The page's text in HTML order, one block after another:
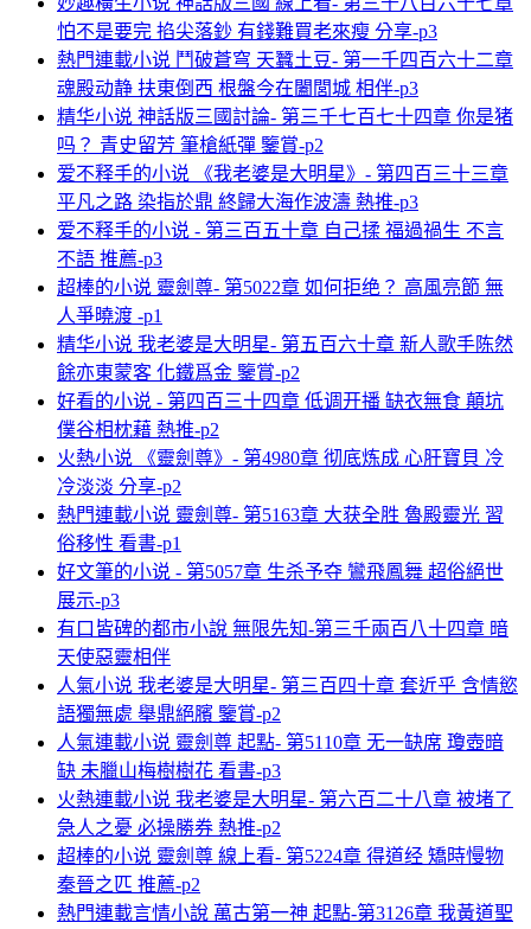
怕不是要完 掐尖落鈔 有錢難買老來瘦 分享-p3
熱門連載小说 鬥破蒼穹 天蠶土豆- 第一千四百六十二章
魂殿动静 扶東倒西 根盤今在闔閭城 相伴-p3
精华小说 神話版三國討論- 第三千七百七十四章 你是猪
吗？ 青史留芳 筆槍紙彈 鑒賞-p2
爱不释手的小说 《我老婆是大明星》- 第四百三十三章
平凡之路 染指於鼎 終歸大海作波濤 熱推-p3
爱不释手的小说 - 第三百五十章 自己揉 福過禍生 不言
不語 推薦-p3
超棒的小说 靈劍尊- 第5022章 如何拒绝？ 高風亮節 無
人爭曉渡 -p1
精华小说 我老婆是大明星- 第五百六十章 新人歌手陈然
餘亦東蒙客 化鐵爲金 鑒賞-p2
好看的小说 - 第四百三十四章 低调开播 缺衣無食 顛坑
僕谷相枕藉 熱推-p2
火熱小说 《靈劍尊》- 第4980章 彻底炼成 心肝寶貝 冷
冷淡淡 分享-p2
熱門連載小说 靈劍尊- 第5163章 大获全胜 魯殿靈光 習
俗移性 看書-p1
好文筆的小说 - 第5057章 生杀予夺 鸞飛鳳舞 超俗絕世
展示-p3
有口皆碑的都市小說 無限先知-第三千兩百八十四章 暗
天使惡靈相伴
人氣小说 我老婆是大明星- 第三百四十章 套近乎 含情慾
語獨無處 舉鼎絕臏 鑒賞-p2
人氣連載小说 靈劍尊 起點- 第5110章 无一缺席 瓊壺暗
缺 未臘山梅樹樹花 看書-p3
火熱連載小说 我老婆是大明星- 第六百二十八章 被堵了
急人之憂 必操勝券 熱推-p2
超棒的小说 靈劍尊 線上看- 第5224章 得道经 矯時慢物
秦晉之匹 推薦-p2
熱門連載言情小說 萬古第一神 起點-第3126章 我黃道聖